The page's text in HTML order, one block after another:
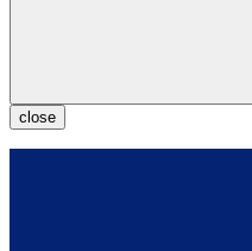
close